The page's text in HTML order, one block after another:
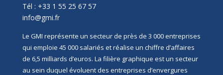
Tél : +33 1 55 25 67 57
info@gmi.fr
Le GMI représente un secteur de près de 3 000 entreprises
qui emploie 45 000 salariés et réalise un chiffre d’affaires
de 6,5 milliards d’euros. La filière graphique est un secteur
au sein duquel évoluent des entreprises d’envergures